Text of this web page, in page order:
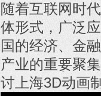
随着互联网时
体形式，广泛
国的经济、金
产业的重要聚
讨上海3D动画